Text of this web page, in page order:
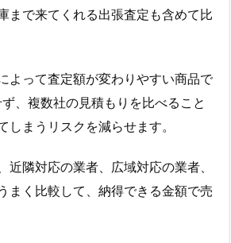
まで来てくれる出張査定も含めて比
よって査定額が変わりやすい商品で
、複数社の見積もりを比べること
しまうリスクを減らせます。
近隣対応の業者、広域対応の業者、
まく比較して、納得できる金額で売